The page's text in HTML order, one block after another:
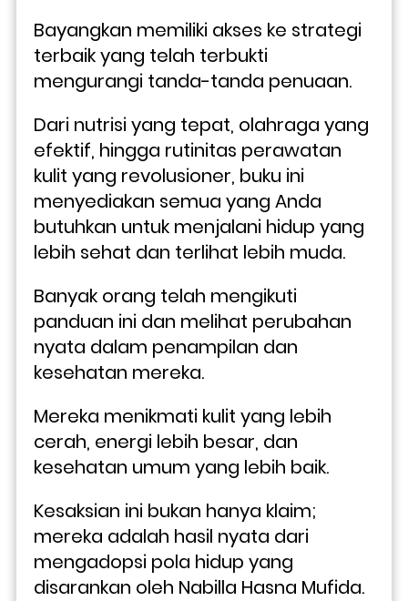
Bayangkan memiliki akses ke strategi
terbaik yang telah terbukti
mengurangi tanda-tanda penuaan.
Dari nutrisi yang tepat, olahraga yang
efektif, hingga rutinitas perawatan
kulit yang revolusioner, buku ini
menyediakan semua yang Anda
butuhkan untuk menjalani hidup yang
lebih sehat dan terlihat lebih muda.
Banyak orang telah mengikuti
panduan ini dan melihat perubahan
nyata dalam penampilan dan
kesehatan mereka.
Mereka menikmati kulit yang lebih
cerah, energi lebih besar, dan
kesehatan umum yang lebih baik.
Kesaksian ini bukan hanya klaim;
mereka adalah hasil nyata dari
mengadopsi pola hidup yang
disarankan oleh Nabilla Hasna Mufida.